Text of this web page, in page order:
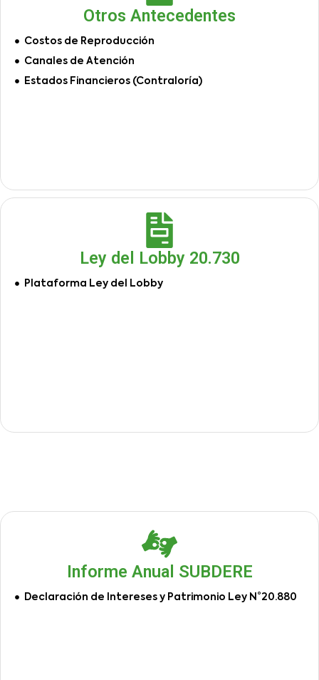
Otros Antecedentes
Costos de Reproducción
Canales de Atención
Estados Financieros (Contraloría)
Ley del Lobby 20.730
Plataforma Ley del Lobby
Informe Anual SUBDERE
Declaración de Intereses y Patrimonio Ley N°20.880